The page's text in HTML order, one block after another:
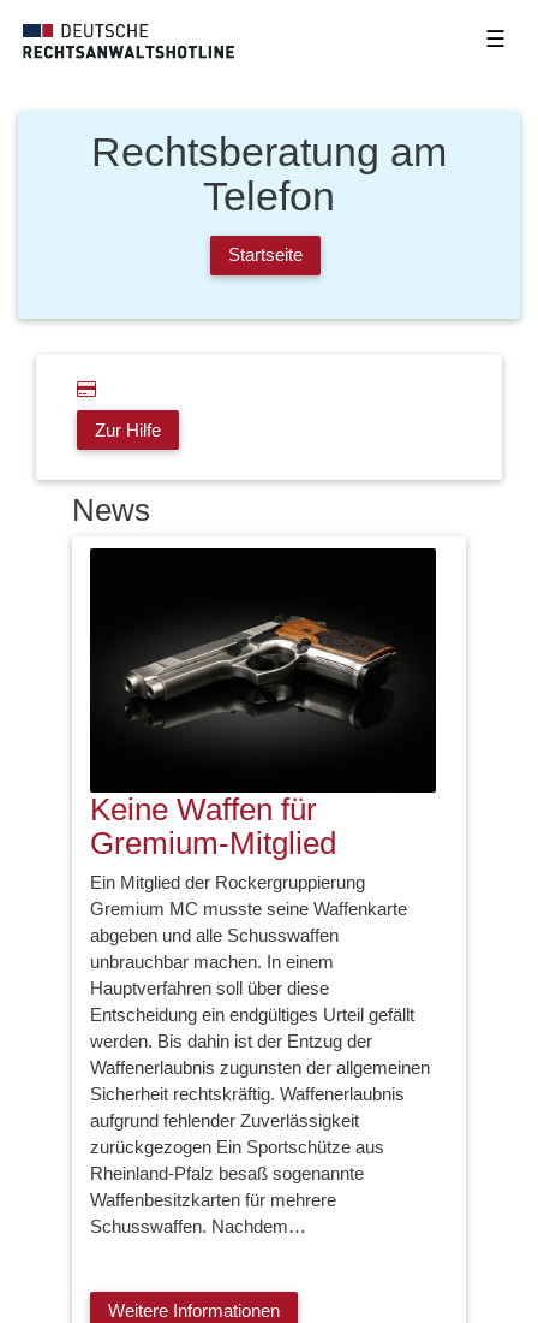
☰
Rechtsberatung am
Telefon
Startseite
Zur Hilfe
News
Keine Waffen für
Gremium-Mitglied
Ein Mitglied der Rockergruppierung
Gremium MC musste seine Waffenkarte
abgeben und alle Schusswaffen
unbrauchbar machen. In einem
Hauptverfahren soll über diese
Entscheidung ein endgültiges Urteil gefällt
werden. Bis dahin ist der Entzug der
Waffenerlaubnis zugunsten der allgemeinen
Sicherheit rechtskräftig. Waffenerlaubnis
aufgrund fehlender Zuverlässigkeit
zurückgezogen Ein Sportschütze aus
Rheinland-Pfalz besaß sogenannte
Waffenbesitzkarten für mehrere
Schusswaffen. Nachdem…
Weitere Informationen